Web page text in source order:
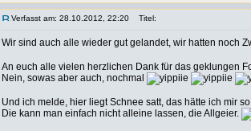
Verfasst am: 28.10.2012, 22:20 Titel:
Wir sind auch alle wieder gut gelandet, wir hatten noch
An euch alle vielen herzlichen Dank für das geklungen
Nein, sowas aber auch, nochmal
Und ich melde, hier liegt Schnee satt, das hätte ich mir
Die kann man einfach nicht alleine lassen, die Allgeier.